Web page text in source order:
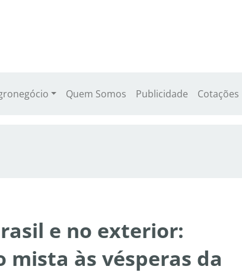
Quem Somos Publicidade Cotações
e no exterior:
mista às vésperas da